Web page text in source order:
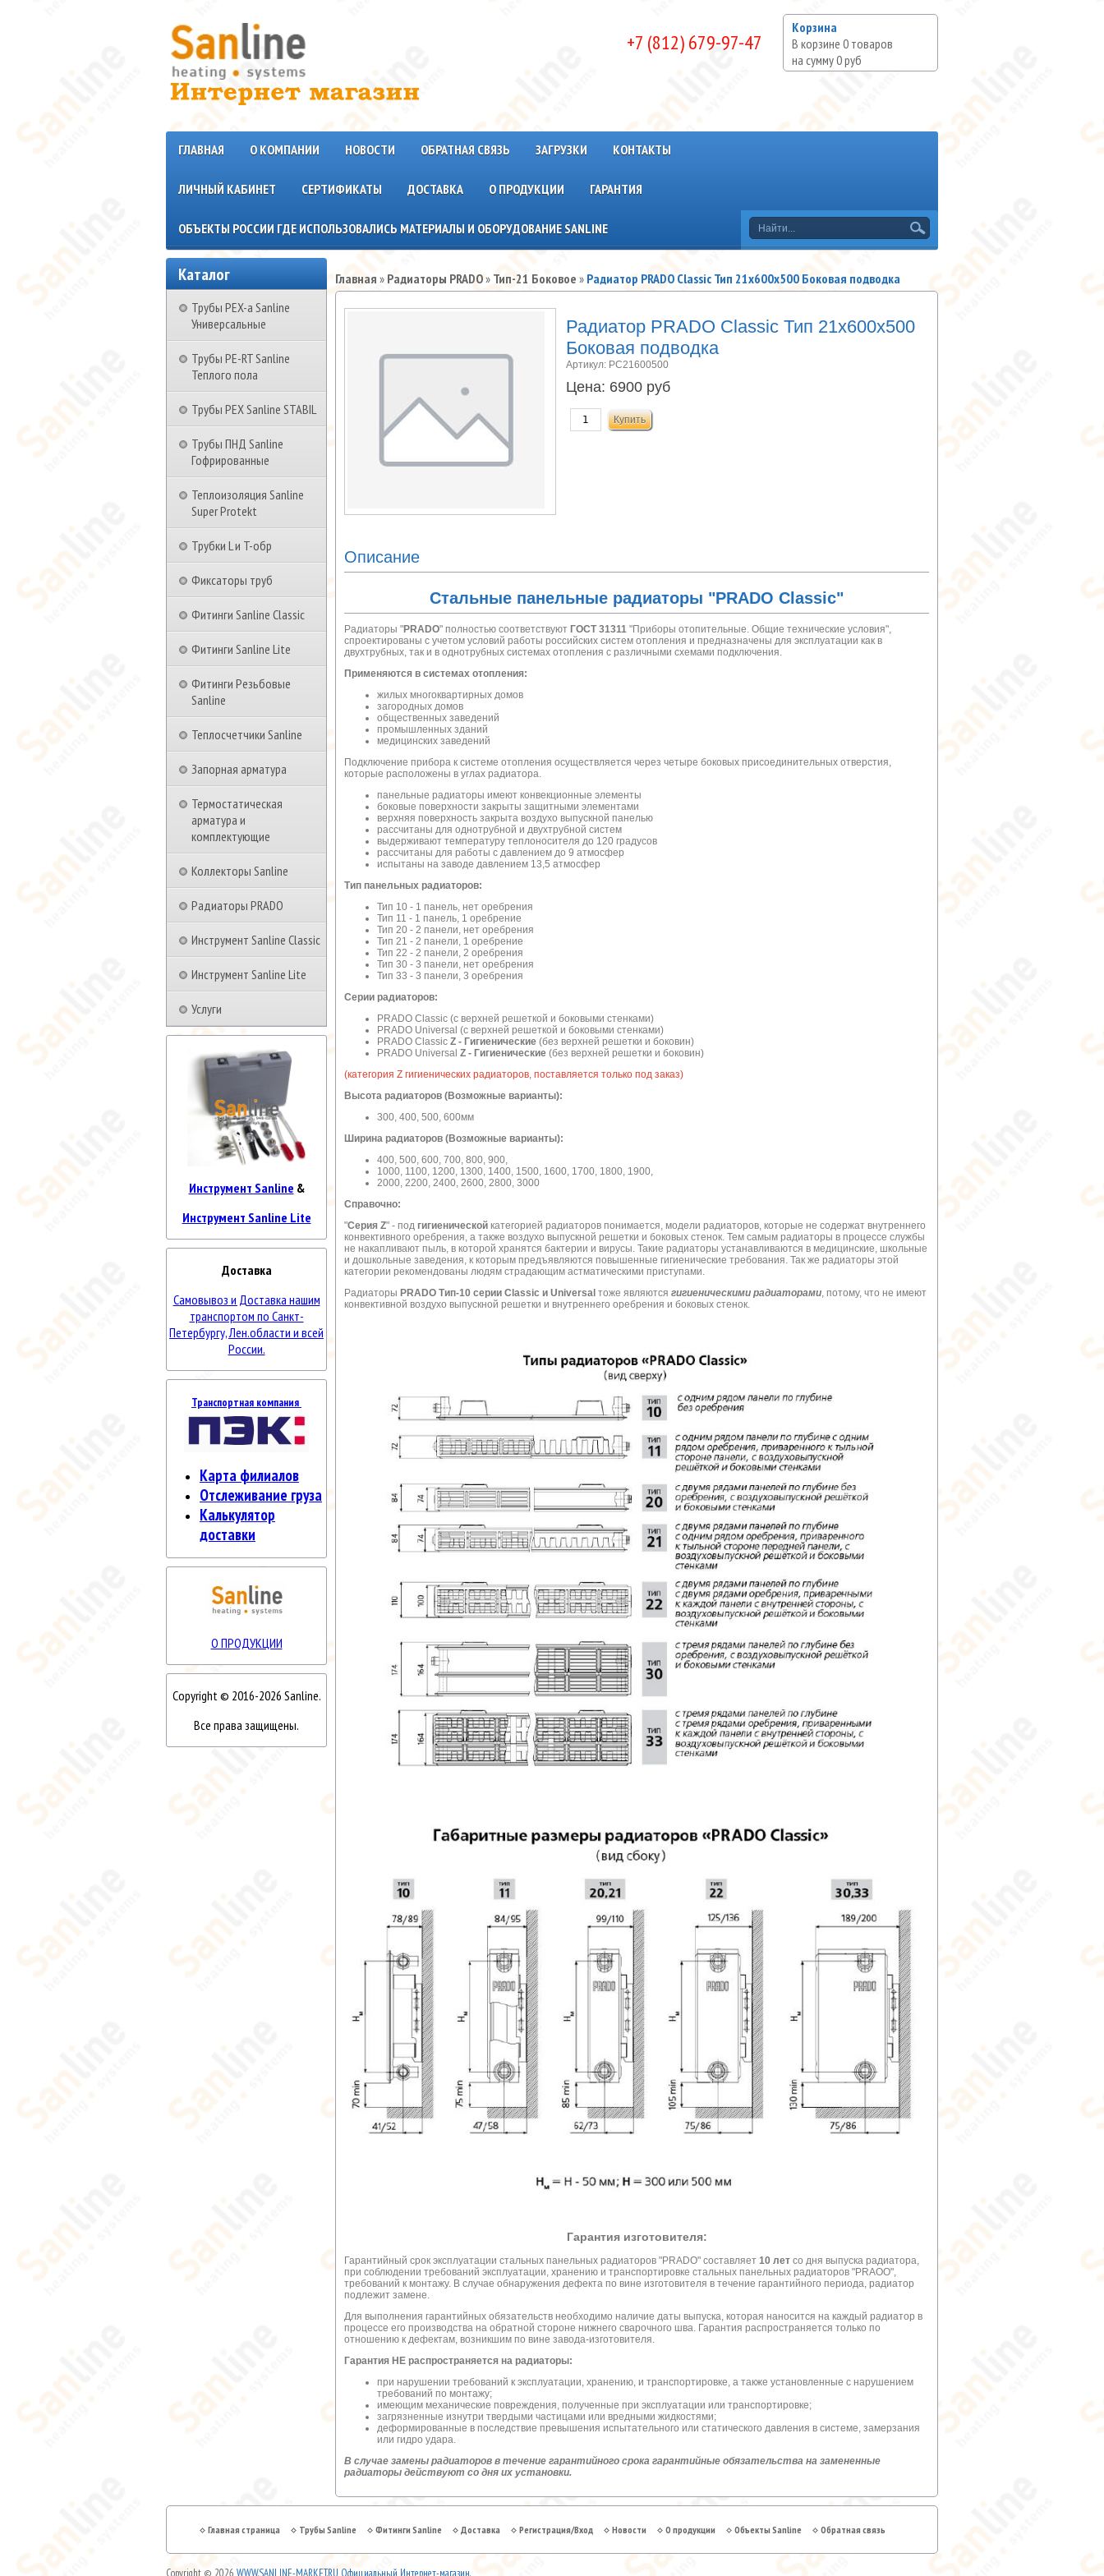
Корзина
В корзине 0 товаров
на сумму0 руб
+7 (812) 679-97-47
ГЛАВНАЯ О КОМПАНИИ НОВОСТИ ОБРАТНАЯ СВЯЗЬ ЗАГРУЗКИ КОНТАКТЫ
ЛИЧНЫЙ КАБИНЕТ СЕРТИФИКАТЫ ДОСТАВКА О ПРОДУКЦИИ ГАРАНТИЯ
ОБЪЕКТЫ РОССИИ ГДЕ ИСПОЛЬЗОВАЛИСЬ МАТЕРИАЛЫ И ОБОРУДОВАНИЕ SANLINE
Каталог
Трубы PEX-a Sanline
Универсальные
Трубы PE-RT Sanline
Теплого пола
Трубы PEX Sanline STABIL
Трубы ПНД Sanline
Гофрированные
Теплоизоляция Sanline
Super Protekt
Трубки L и T-обр
Фиксаторы труб
Фитинги Sanline Classic
Фитинги Sanline Lite
Фитинги Резьбовые
Sanline
Теплосчетчики Sanline
Запорная арматура
Термостатическая
арматура и
комплектующие
Коллекторы Sanline
Радиаторы PRADO
Инструмент Sanline Classic
Инструмент Sanline Lite
Услуги
Инструмент Sanline &
Инструмент Sanline Lite
Доставка
Самовывоз и Доставка нашим
транспортом по Санкт-
Петербургу, Лен.области и всей
России.
Транспортная компания
Карта филиалов
Отслеживание груза
Калькулятор
доставки
О ПРОДУКЦИИ
Copyright © 2016-2026 Sanline.
Все права защищены.
Главная » Радиаторы PRADO» Тип-21 Боковое » Радиатор PRADO Classic Тип 21х600х500 Боковая подводка
Радиатор PRADO Classic Тип 21х600х500
Боковая подводка
Артикул: PC21600500
Цена: 6900 руб
Описание
Стальные панельные радиаторы "PRADO Classic"
Радиаторы "PRADO" полностью соответствуют ГОСТ 31311 "Приборы отопительные. Общие технические условия",
спроектированы с учетом условий работы российских систем отопления и предназначены для эксплуатации как в
двухтрубных, так и в однотрубных системах отопления с различными схемами подключения.
Применяются в системах отопления:
жилых многоквартирных домов
загородных домов
общественных заведений
промышленных зданий
медицинских заведений
Подключение прибора к системе отопления осуществляется через четыре боковых присоединительных отверстия,
которые расположены в углах радиатора.
панельные радиаторы имеют конвекционные элементы
боковые поверхности закрыты защитными элементами
верхняя поверхность закрыта воздухо выпускной панелью
рассчитаны для однотрубной и двухтрубной систем
выдерживают температуру теплоносителя до 120 градусов
рассчитаны для работы с давлением до 9 атмосфер
испытаны на заводе давлением 13,5 атмосфер
Тип панельных радиаторов:
Тип 10 - 1 панель, нет оребрения
Тип 11 - 1 панель, 1 оребрение
Тип 20 - 2 панели, нет оребрения
Тип 21 - 2 панели, 1 оребрение
Тип 22 - 2 панели, 2 оребрения
Тип 30 - 3 панели, нет оребрения
Тип 33 - 3 панели, 3 оребрения
Серии радиаторов:
PRADO Classic (с верхней решеткой и боковыми стенками)
PRADO Universal (с верхней решеткой и боковыми стенками)
PRADO Classic Z - Гигиенические (без верхней решетки и боковин)
PRADO Universal Z - Гигиенические (без верхней решетки и боковин)
(категория Z гигиенических радиаторов, поставляется только под заказ)
Высота радиаторов (Возможные варианты):
300, 400, 500, 600мм
Ширина радиаторов (Возможные варианты):
400, 500, 600, 700, 800, 900,
1000, 1100, 1200, 1300, 1400, 1500, 1600, 1700, 1800, 1900,
2000, 2200, 2400, 2600, 2800, 3000
Справочно:
"Серия Z" - под гигиенической категорией радиаторов понимается, модели радиаторов, которые не содержат внутреннего
конвективного оребрения, а также воздухо выпускной решетки и боковых стенок. Тем самым радиаторы в процессе службы
не накапливают пыль, в которой хранятся бактерии и вирусы. Такие радиаторы устанавливаются в медицинские, школьные
и дошкольные заведения, к которым предъявляются повышенные гигиенические требования. Так же радиаторы этой
категории рекомендованы людям страдающим астматическими приступами.
Радиаторы PRADO Тип-10 серии Classic и Universal тоже являются гигиеническими радиаторами, потому, что не имеют
конвективной воздухо выпускной решетки и внутреннего оребрения и боковых стенок.
Гарантия изготовителя:
Гарантийный срок эксплуатации стальных панельных радиаторов "PRADO" составляет 10 лет со дня выпуска радиатора,
при соблюдении требований эксплуатации, хранению и транспортировке стальных панельных радиаторов "PRAOO",
требований к монтажу. В случае обнаружения дефекта по вине изготовителя в течение гарантийного периода, радиатор
подлежит замене.
Для выполнения гарантийных обязательств необходимо наличие даты выпуска, которая наносится на каждый радиатор в
процессе его производства на обратной стороне нижнего сварочного шва. Гарантия распространяется только по
отношению к дефектам, возникшим по вине завода-изготовителя.
Гарантия НЕ распространяется на радиаторы:
при нарушении требований к эксплуатации, хранению, и транспортировке, а также установленные с нарушением
требований по монтажу;
имеющим механические повреждения, полученные при эксплуатации или транспортировке;
загрязненные изнутри твердыми частицами или вредными жидкостями;
деформированные в последствие превышения испытательного или статического давления в системе, замерзания
или гидро удара.
В случае замены радиаторов в течение гарантийного срока гарантийные обязательства на замененные
радиаторы действуют со дня их установки.
Главная страница Трубы Sanline Фитинги Sanline Доставка Регистрация/Вход Новости О продукции Объекты Sanline Обратная связь
Copyright © 2026 WWW.SANLINE-MARKET.RU Официальный Интернет-магазин.